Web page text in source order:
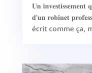
𝐔𝐧 𝐢𝐧𝐯𝐞𝐬𝐭𝐢𝐬𝐬𝐞𝐦𝐞𝐧𝐭
𝐝'𝐮𝐧 𝐫𝐨𝐛𝐢𝐧𝐞𝐭
écrit comme ça,